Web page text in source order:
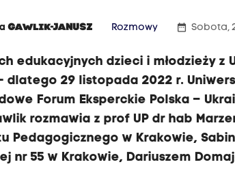
GAWLIK-JANUSZ Rozmowy date_range Sobota,
edukacyjnych dzieci i młodzieży z
dlatego 29 listopada 2022 r.
Forum Eksperckie Polska –
rozmawia z prof UP dr hab
Pedagogicznego w Krakowie,
nr 55 w Krakowie, Dariuszem